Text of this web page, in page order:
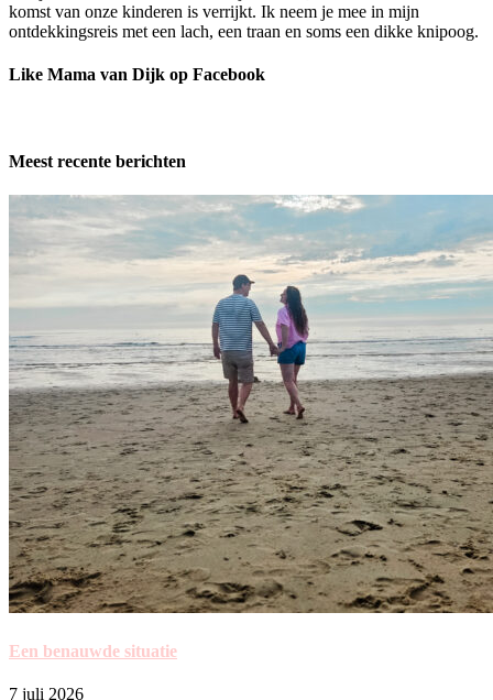
komst van onze kinderen is verrijkt. Ik neem je mee in mijn
ontdekkingsreis met een lach, een traan en soms een dikke knipoog.
Like Mama van Dijk op Facebook
Meest recente berichten
Een benauwde situatie
7 juli 2026